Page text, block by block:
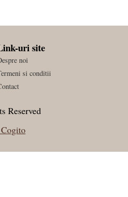
uri site
noi
si conditii
Reserved